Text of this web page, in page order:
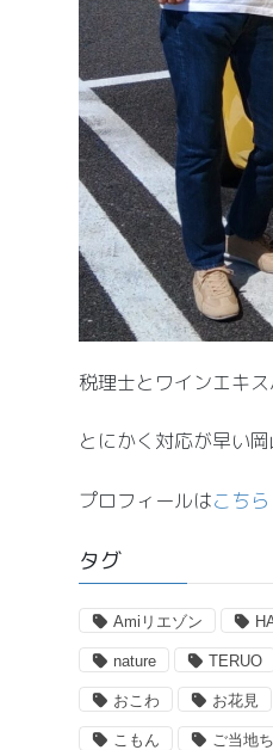
税理士とワインエキ
とにかく対応が早い
プロフィールはこちら
タグ
Amiリエゾン
nature TERUO
おこわ お花見
こもん ご当地